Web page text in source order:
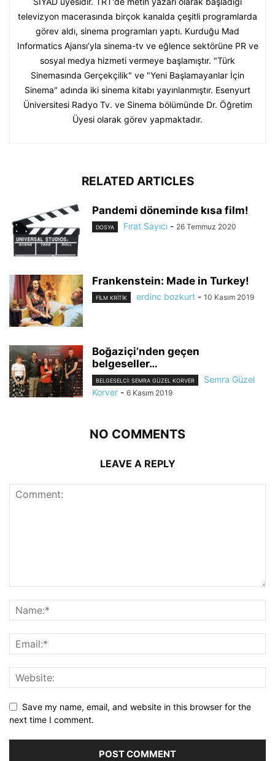
televizyon macerasında birçok kanalda çeşitli programlarda
görev aldı, sinema programları yaptı. Kurduğu Mad
Informatics Ajansı’yla sinema-tv ve eğlence sektörüne PR ve
sosyal medya hizmeti vermeye başlamıştır. "Türk
Sinemasında Gerçekçilik" ve "Yeni Başlamayanlar İçin
Sinema" adında iki sinema kitabı yayınlanmıştır. Esenyurt
Üniversitesi Radyo Tv. ve Sinema bölümünde Dr. Öğretim
Üyesi olarak görev yapmaktadır.
RELATED ARTICLES
Pandemi döneminde kısa film!
DOSYA Fırat Sayıcı - 26 Temmuz 2020
Frankenstein: Made in Turkey!
FILM KRITIK erdinc bozkurt - 10 Kasım 2019
Boğaziçi’nden geçen
belgeseller…
BELGESELCI: SEMRA GÜZEL KORVER
Semra Güzel
Korver - 6 Kasım 2019
NO COMMENTS
LEAVE A REPLY
Save my name, email, and website in this browser for the
next time I comment.